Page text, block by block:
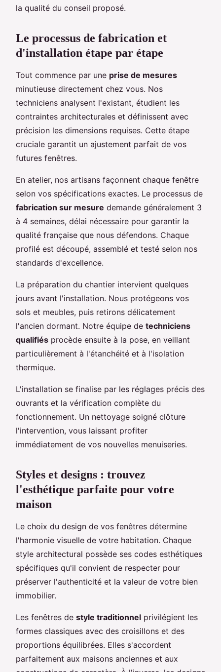
la qualité du conseil proposé.
Le processus de fabrication et
d'installation étape par étape
Tout commence par une prise de mesures
minutieuse directement chez vous. Nos
techniciens analysent l'existant, étudient les
contraintes architecturales et définissent avec
précision les dimensions requises. Cette étape
cruciale garantit un ajustement parfait de vos
futures fenêtres.
En atelier, nos artisans façonnent chaque fenêtre
selon vos spécifications exactes. Le processus de
fabrication sur mesure demande généralement 3
à 4 semaines, délai nécessaire pour garantir la
qualité française que nous défendons. Chaque
profilé est découpé, assemblé et testé selon nos
standards d'excellence.
La préparation du chantier intervient quelques
jours avant l'installation. Nous protégeons vos
sols et meubles, puis retirons délicatement
l'ancien dormant. Notre équipe de techniciens
qualifiés procède ensuite à la pose, en veillant
particulièrement à l'étanchéité et à l'isolation
thermique.
L'installation se finalise par les réglages précis des
ouvrants et la vérification complète du
fonctionnement. Un nettoyage soigné clôture
l'intervention, vous laissant profiter
immédiatement de vos nouvelles menuiseries.
Styles et designs : trouvez
l'esthétique parfaite pour votre
maison
Le choix du design de vos fenêtres détermine
l'harmonie visuelle de votre habitation. Chaque
style architectural possède ses codes esthétiques
spécifiques qu'il convient de respecter pour
préserver l'authenticité et la valeur de votre bien
immobilier.
Les fenêtres de style traditionnel privilégient les
formes classiques avec des croisillons et des
proportions équilibrées. Elles s'accordent
parfaitement aux maisons anciennes et aux